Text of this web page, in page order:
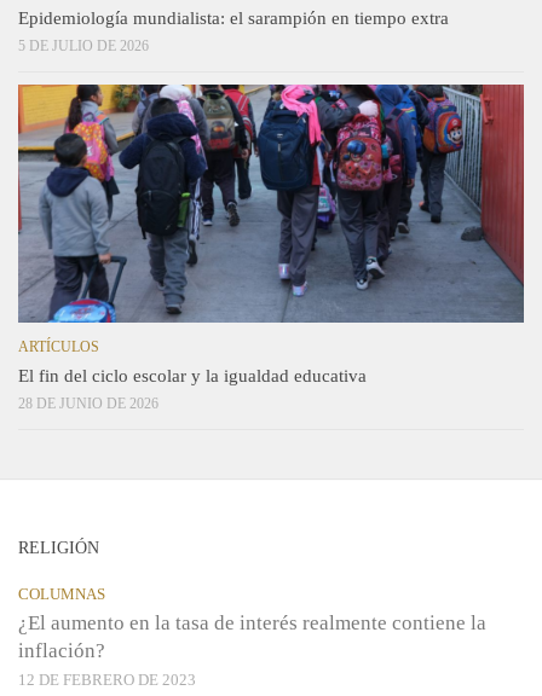
Epidemiología mundialista: el sarampión en tiempo extra
5 DE JULIO DE 2026
ARTÍCULOS
El fin del ciclo escolar y la igualdad educativa
28 DE JUNIO DE 2026
RELIGIÓN
COLUMNAS
¿El aumento en la tasa de interés realmente contiene la
inflación?
12 DE FEBRERO DE 2023